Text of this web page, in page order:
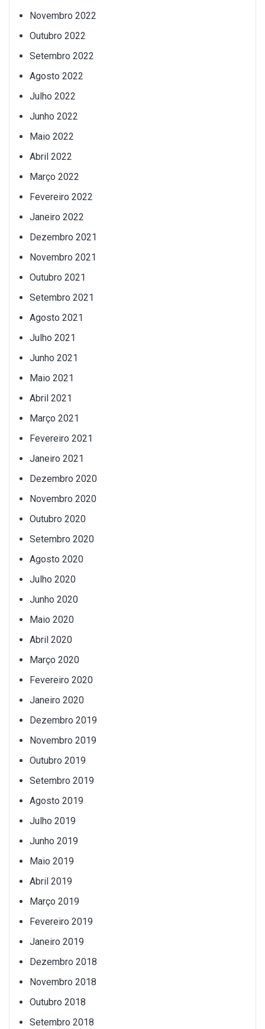
Novembro 2022
Outubro 2022
Setembro 2022
Agosto 2022
Julho 2022
Junho 2022
Maio 2022
Abril 2022
Março 2022
Fevereiro 2022
Janeiro 2022
Dezembro 2021
Novembro 2021
Outubro 2021
Setembro 2021
Agosto 2021
Julho 2021
Junho 2021
Maio 2021
Abril 2021
Março 2021
Fevereiro 2021
Janeiro 2021
Dezembro 2020
Novembro 2020
Outubro 2020
Setembro 2020
Agosto 2020
Julho 2020
Junho 2020
Maio 2020
Abril 2020
Março 2020
Fevereiro 2020
Janeiro 2020
Dezembro 2019
Novembro 2019
Outubro 2019
Setembro 2019
Agosto 2019
Julho 2019
Junho 2019
Maio 2019
Abril 2019
Março 2019
Fevereiro 2019
Janeiro 2019
Dezembro 2018
Novembro 2018
Outubro 2018
Setembro 2018